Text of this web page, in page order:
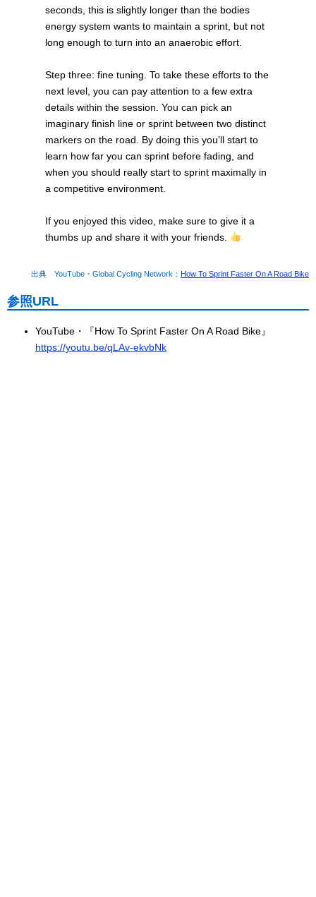
seconds, this is slightly longer than the bodies
energy system wants to maintain a sprint, but not
long enough to turn into an anaerobic effort.
Step three: fine tuning. To take these efforts to the
next level, you can pay attention to a few extra
details within the session. You can pick an
imaginary finish line or sprint between two distinct
markers on the road. By doing this you’ll start to
learn how far you can sprint before fading, and
when you should really start to sprint maximally in
a competitive environment.
If you enjoyed this video, make sure to give it a
thumbs up and share it with your friends.
出典 YouTube・Global Cycling Network： How To Sprint Faster On A Road Bike
参照URL
YouTube・『How To Sprint Faster On A Road Bike』
https://youtu.be/qLAv-ekvbNk